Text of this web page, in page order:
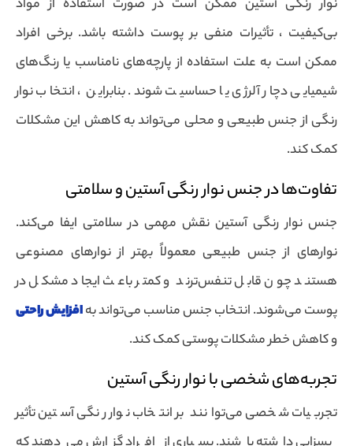
نوار رنگی آستین ممکن است در صورت استفاده از مواد
بی‌کیفیت ، تأثیرات منفی بر پوست داشته باشد. برخی افراد
ممکن است به علت استفاده از پارچه‌های نامناسب یا رنگ‌های
شیمیایی دچار آلرژی یا حساسیت شوند. بنابراین ، انتخاب نوار
رنگی از جنس طبیعی و محلی می‌تواند به کاهش این مشکلات
کمک کند.
تفاوت‌ها در جنس نوار رنگی آستین و سلامتی
جنس نوار رنگی آستین نقش مهمی در سلامتی ایفا می‌کند.
نوارهای از جنس طبیعی معمولاً بهتر از نوارهای مصنوعی
هستند چون قابل تنفس‌ترند و کمتر باعث ایجاد مشکل در
پوست می‌شوند. انتخاب جنس مناسب می‌تواند بهافزایش راحتی
و کاهش خطر مشکلات پوستی کمک کند.
تجربه‌های شخصی با نوار رنگی آستین
تجربیات شخصی می‌توانند بر انتخاب نوار رنگی آستین تأثیر